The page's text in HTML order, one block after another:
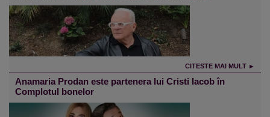
CITESTE MAI MULT ►
Anamaria Prodan este partenera lui Cristi Iacob în
Complotul bonelor